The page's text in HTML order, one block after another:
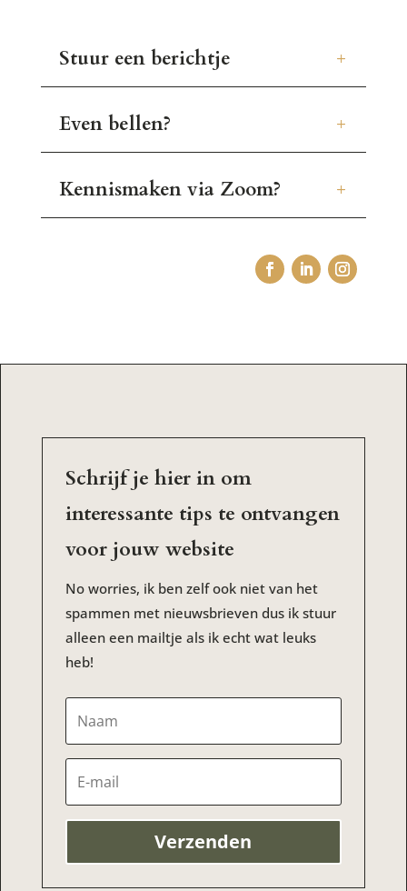
Stuur een berichtje
Even bellen?
Kennismaken via Zoom?
Schrijf je hier in om
interessante tips te ontvangen
voor jouw website
No worries, ik ben zelf ook niet van het
spammen met nieuwsbrieven dus ik stuur
alleen een mailtje als ik echt wat leuks
heb!
Verzenden